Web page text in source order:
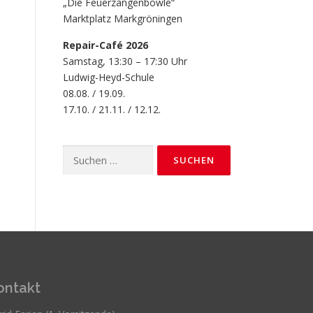
Marktplatz Markgröningen
Repair-Café 2026
Samstag, 13:30 – 17:30 Uhr
Ludwig-Heyd-Schule
08.08. / 19.09.
17.10. / 21.11. / 12.12.